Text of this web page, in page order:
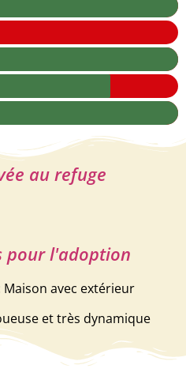
au refuge
pour l'adoption
Maison avec extérieur
et très dynamique